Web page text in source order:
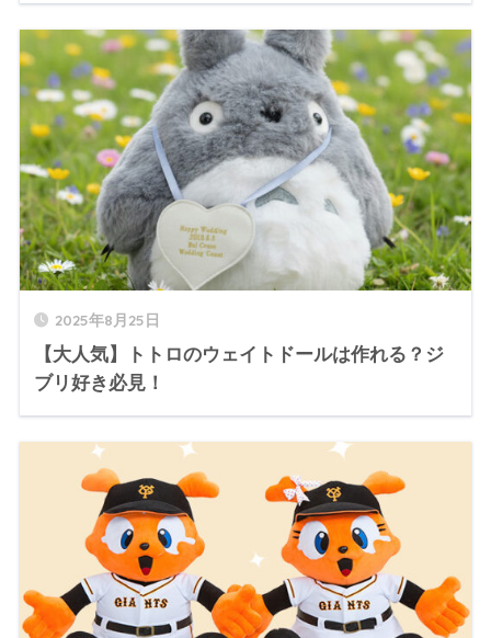
2025年8月25日
【大人気】トトロのウェイトドールは作れる？ジ
ブリ好き必見！